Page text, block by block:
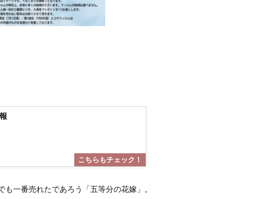
一番売れたであろう「五等分の花嫁」。